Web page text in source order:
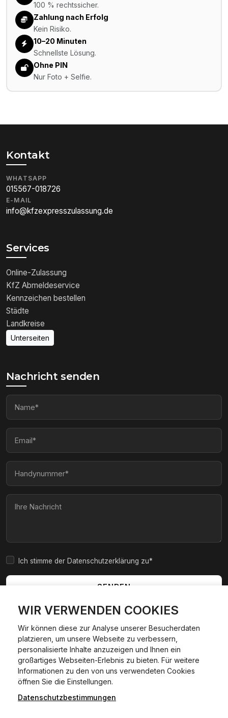
WIR VERWENDEN COOKIES
Wir können diese zur Analyse unserer Besucherdaten
platzieren, um unsere Webseite zu verbessern,
personalisierte Inhalte anzuzeigen und Ihnen ein
großartiges Webseiten-Erlebnis zu bieten. Für weitere
Informationen zu den von uns verwendeten Cookies
öffnen Sie die Einstellungen.
Datenschutzbestimmungen
100 % rechtssicher.
Zahlung nach Erfolg
Kein Risiko.
10–20 Minuten
Schnellste Lösung.
Ohne PIN
Nur Foto + Selfie.
Kontakt
WHATSAPP
015567-018726
E-MAIL
info@kfzexpresszulassung.de
Services
Online-Zulassung
KfZ Abmeldeservice
Kennzeichen bestellen
Städte
Landkreise
Unterseiten
Nachricht senden
Ich stimme der Datenschutzerklärung zu*
SENDEN
Widerrufsbelehrung AGB Impressum Datenschutzerklärung
Cookie Policy
©2026 Kfzexpresszulassung L&D GmbH. Alle Rechte